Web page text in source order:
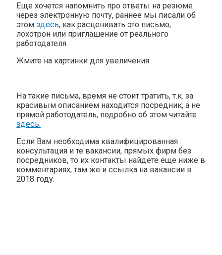
Еще хочется напомнить про ответы на резюме
через электронную почту, раннее мы писали об
этомздесь, как расценивать это письмо,
лохотрон или приглашение от реального
работодателя.
Жмите на картинки для увеличения
На такие письма, время не стоит тратить, т.к. за
красивым описанием находится посредник, а не
прямой работодатель, подробно об этом читайте
здесь.
Если Вам необходима квалифицированная
консультация и те вакансии, прямых фирм без
посредников, то их контакты найдете еще ниже в
комментариях, там же и ссылка на вакансии в
2018 году.